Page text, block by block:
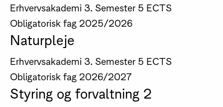
Erhvervsakademi 3. Semester 5 ECTS
Obligatorisk fag 2025/2026
Naturpleje
Erhvervsakademi 3. Semester 5 ECTS
Obligatorisk fag 2026/2027
Styring og forvaltning 2